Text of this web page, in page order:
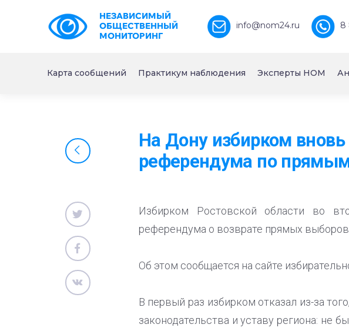
НЕЗАВИСИМЫЙ
ОБЩЕСТВЕННЫЙ
МОНИТОРИНГ
info@nom24.ru 8
Карта сообщений Практикум наблюдения Эксперты НОМ
На Дону избирком
референдума по
Избирком Ростовской области во
референдума о возврате прямых выборов
Об этом сообщается на сайте
В первый раз избирком отказал из-за
законодательства и уставу региона: не